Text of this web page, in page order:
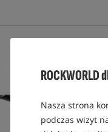
Nasza strona
podczas wizyt